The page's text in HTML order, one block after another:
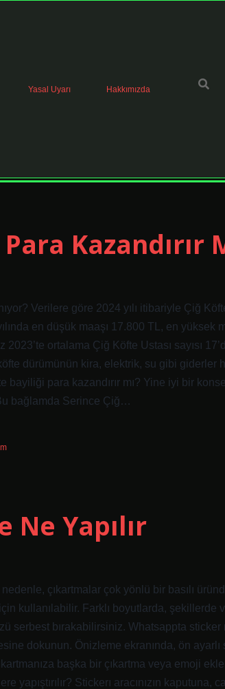
Yasal Uyarı Hakkımızda
Kazandırır
Verilere göre 2024 yılı itibariyle Çiğ
en düşük maaşı 17.800 TL, en yüksek
ortalama Çiğ Köfte Ustası sayısı
dürümünün kira, elektrik, su gibi giderler
bayiliği para kazandırır mı? Yine iyi bir
bağlamda Serince Çiğ…
Yapılır
çıkartmalar çok yönlü bir basılı
kullanılabilir. Farklı boyutlarda, şekillerde
serbest bırakabilirsiniz. Whatsappta sticker
dokunun. Önizleme ekranında, ön
başka bir çıkartma veya emoji
yapıştırılır? Stickerı aracınızın